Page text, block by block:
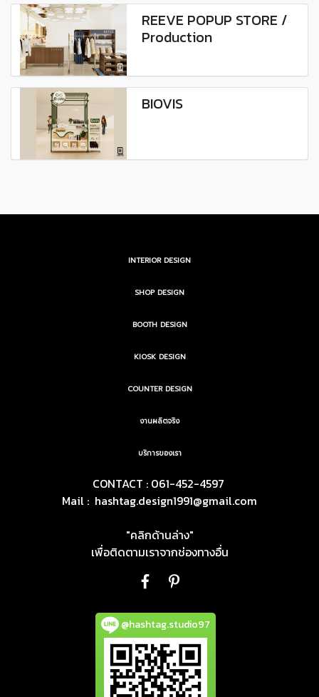
REEVE POPUP STORE /
Production
BIOVIS
INTERIOR DESIGN
SHOP DESIGN
BOOTH DESIGN
KIOSK DESIGN
COUNTER DESIGN
งานผลิตจริง
บริการของเรา
CONTACT : 061-452-4597
Mail : hashtag.design1991@gmail.com
"คลิกด้านล่าง"
เพื่อติดตามเราจากช่องทางอื่น
@hashtag.studio97